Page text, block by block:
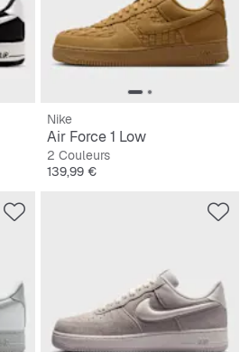
Nike
Air Force 1 Low
2 Couleurs
Prix
139,99 €